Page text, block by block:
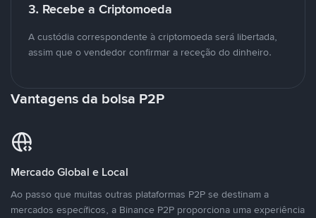
3. Recebe a Criptomoeda
A custódia correspondente à criptomoeda será libertada,
assim que o vendedor confirmar a receção do dinheiro.
Vantagens da bolsa P2P
Mercado Global e Local
Ao passo que muitas outras plataformas P2P se destinam a
mercados específicos, a Binance P2P proporciona uma experiência